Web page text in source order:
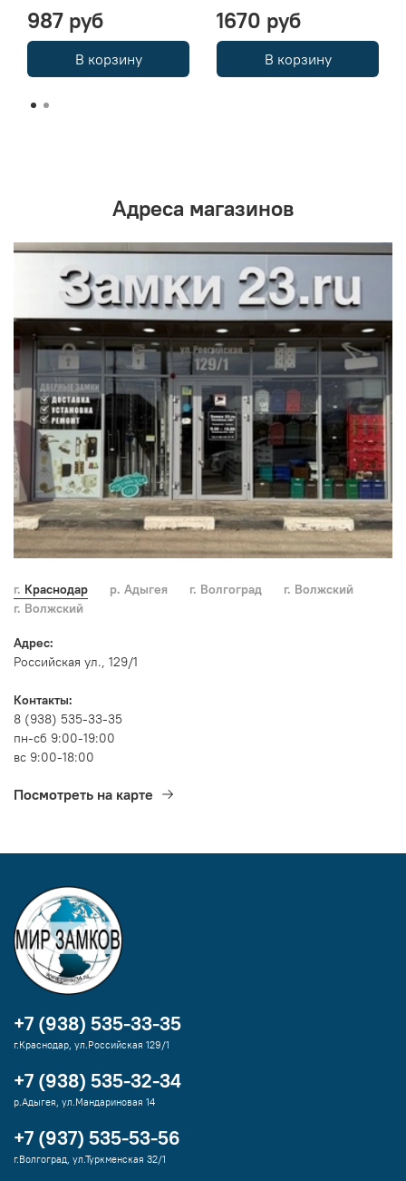
987 руб
В корзину
1670 руб
В корзину
Адреса магазинов
г. Краснодар р. Адыгея г. Волгоград
г. Волжский
г. Волжский
Адрес:
Российская ул., 129/1
Контакты:
8 (938) 535-33-35
пн-сб 9:00-19:00
вс 9:00-18:00
Посмотреть на карте
+7 (938) 535-33-35
г.Краснодар, ул.Российская 129/1
+7 (938) 535-32-34
р.Адыгея, ул.Мандариновая 14
+7 (937) 535-53-56
г.Волгоград, ул.Туркменская 32/1